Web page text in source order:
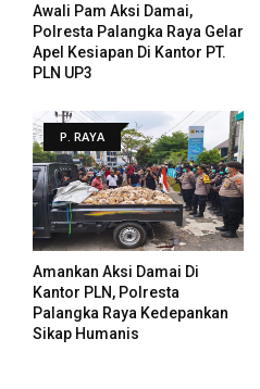
Awali Pam Aksi Damai,
Polresta Palangka Raya Gelar
Apel Kesiapan Di Kantor PT.
PLN UP3
P. RAYA
Amankan Aksi Damai Di
Kantor PLN, Polresta
Palangka Raya Kedepankan
Sikap Humanis